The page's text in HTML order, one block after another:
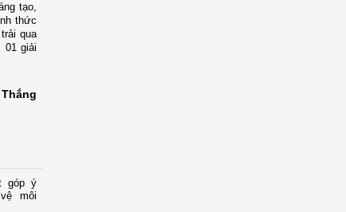
tạo,
thức
trải qua
01 giải
góp ý
môi